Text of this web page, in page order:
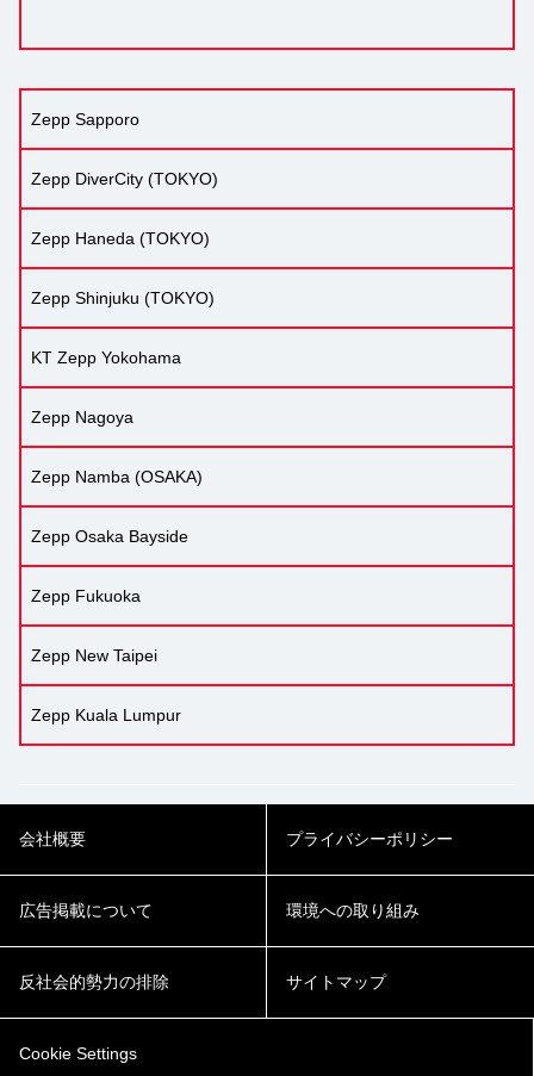
Zepp Sapporo
Zepp DiverCity (TOKYO)
Zepp Haneda (TOKYO)
Zepp Shinjuku (TOKYO)
KT Zepp Yokohama
Zepp Nagoya
Zepp Namba (OSAKA)
Zepp Osaka Bayside
Zepp Fukuoka
Zepp New Taipei
Zepp Kuala Lumpur
会社概要 プライバシーポリシー
広告掲載について 環境への取り組み
反社会的勢力の排除 サイトマップ
Cookie Settings